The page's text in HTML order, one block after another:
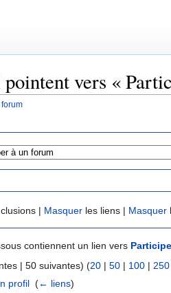
pointent vers «
| Masquer les liens | Masquer
contiennent un lien vers
| 50 suivantes) (20 | 50 | 100 | 250
profil ‎(← liens)